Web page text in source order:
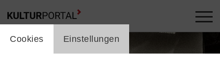
cookie_layer
Cookies Einstellungen